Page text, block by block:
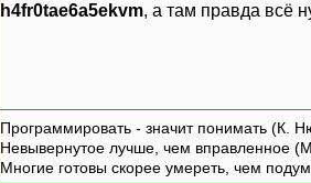
h4fr0tae6a5ekvm, а там правда всё
Программировать - значит понимать (К.
Невывернутое лучше, чем вправленное
Многие готовы скорее умереть, чем